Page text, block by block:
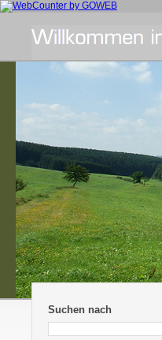
Suchen nach